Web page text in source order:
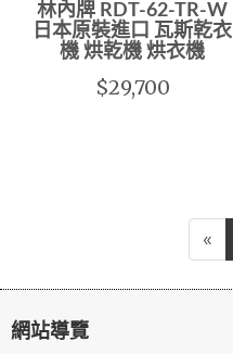
林內牌 RDT-62-TR-W
日本原裝進口 瓦斯乾衣
機 烘乾機 烘衣機
$29,700
«
網站導覽